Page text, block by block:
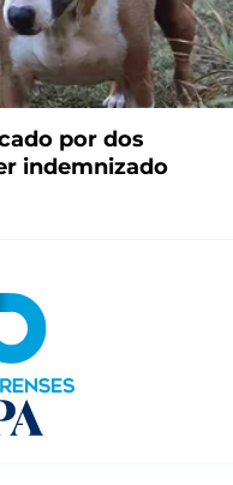
por dos
indemnizado